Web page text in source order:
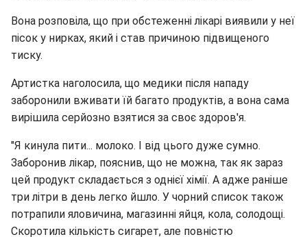
Вона розповіла, що при обстеженні лікарі виявили у неї
пісок у нирках, який і став причиною підвищеного
тиску.
Артистка наголосила, що медики після нападу
заборонили вживати їй багато продуктів, а вона сама
вирішила серйозно взятися за своє здоров'я.
"Я кинула пити... молоко. І від цього дуже сумно.
Заборонив лікар, пояснив, що не можна, так як зараз
цей продукт складається з однієї хімії. А адже раніше
три літри в день легко йшло. У чорний список також
потрапили яловичина, магазинні яйця, кола, солодощі.
Скоротила кількість сигарет, але повністю